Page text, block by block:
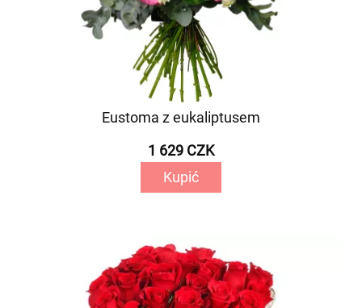
Eustoma z eukaliptusem
1 629 CZK
Kupić